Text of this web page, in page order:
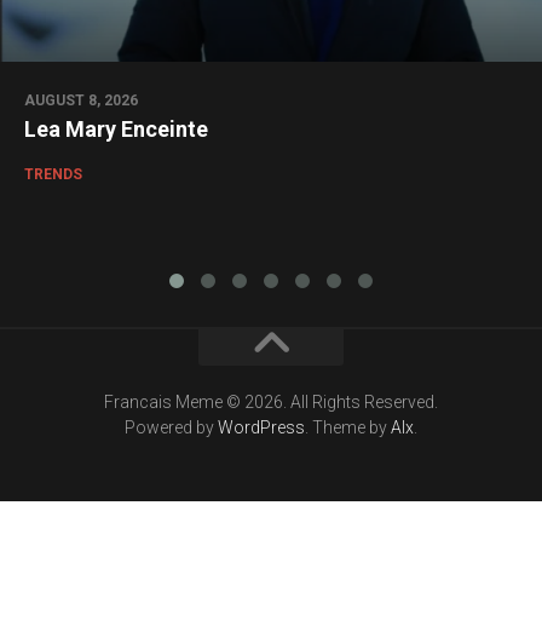
AUGUST 8, 2026
Lea Mary Enceinte
TRENDS
Francais Meme © 2026. All Rights Reserved.
Powered byWordPress. Theme byAlx.